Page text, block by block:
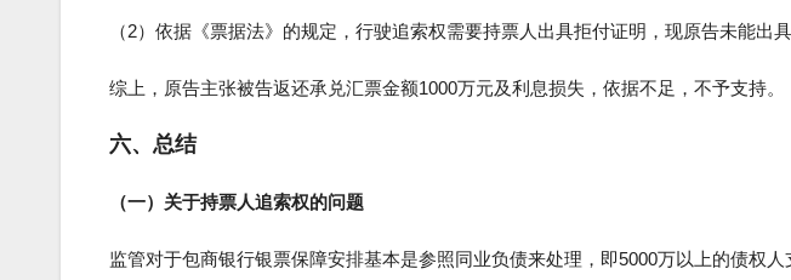
（2）依据《票据法》的规定，行驶追索权需要持票人出具拒付证明，现原告未能出
综上，原告主张被告返还承兑汇票金额1000万元及利息损失，依据不足，不予支持。
六、总结
（一）关于持票人追索权的问题
监管对于包商银行银票保障安排基本是参照同业负债来处理，即5000万以上的债权